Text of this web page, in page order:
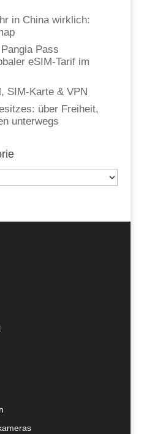
in China wirklich:
Pass
eSIM-Tarif im
SIM-Karte & VPN
über Freiheit,
unterwegs